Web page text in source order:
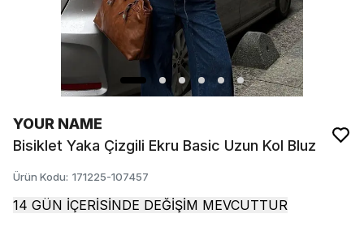
YOUR NAME
Bisiklet Yaka Çizgili Ekru Basic Uzun Kol Bluz
Ürün Kodu: 171225-107457
14 GÜN İÇERİSİNDE DEĞİŞİM MEVCUTTUR